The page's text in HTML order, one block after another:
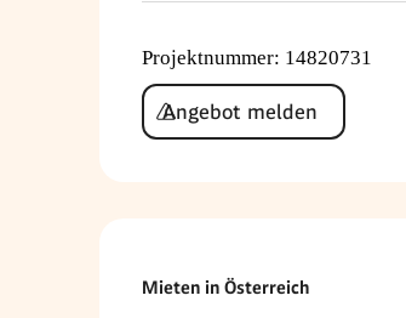
Projektnummer: 14820731
Angebot melden
Mieten in Österreich